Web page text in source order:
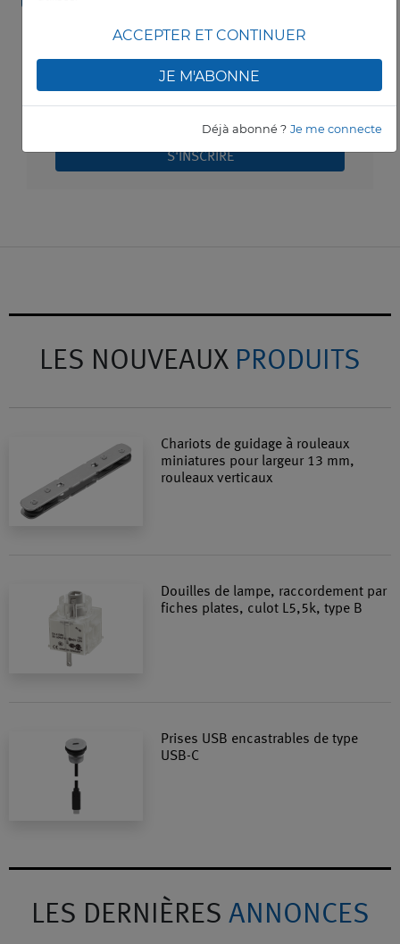
ACCEPTER ET CONTINUER
JE M'ABONNE
Déjà abonné ? Je me connecte
entreprise
Créez gratuitement votre fiche entreprise sur
S'INSCRIRE
LES NOUVEAUX PRODUITS
Chariots de guidage à rouleaux
miniatures pour largeur 13 mm,
rouleaux verticaux
Douilles de lampe, raccordement par
fiches plates, culot L5,5k, type B
Prises USB encastrables de type
USB-C
LES DERNIÈRES ANNONCES